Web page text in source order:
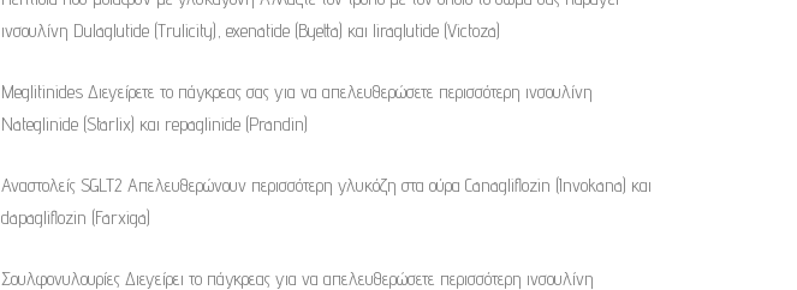
ινσουλίνη Dulaglutide (Trulicity), exenatide (Byetta) και liraglutide (Victoza)
Meglitinides Διεγείρετε το πάγκρεας σας για να απελευθερώσετε περισσότερη ινσουλίνη
Nateglinide (Starlix) και repaglinide (Prandin)
Αναστολείς SGLT2 Απελευθερώνουν περισσότερη γλυκόζη στα ούρα Canagliflozin (Invokana) και
dapagliflozin (Farxiga)
Σουλφονυλουρίες Διεγείρει το πάγκρεας για να απελευθερώσετε περισσότερη ινσουλίνη